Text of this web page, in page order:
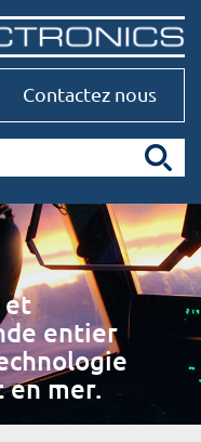
Contactez nous
et
entier
en mer.